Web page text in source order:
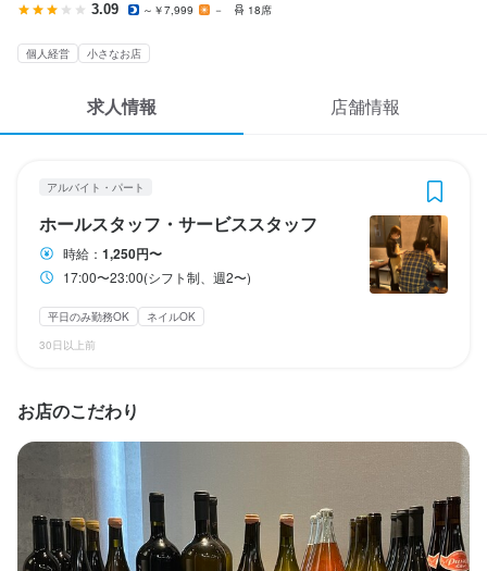
検索履歴・保存した条件
ヘルプ・お問い合わせフォーム
掲載をご検討の店舗様へ
食べログ求人PRESS
プライバシーポリシー
3.09 ～￥7,999 － 18席
個人経営 小さなお店
求人情報 店舗情報
アルバイト・パート
ホールスタッフ・サービススタッフ
時給： 1,250円〜
17:00〜23:00(シフト制、週2〜)
平日のみ勤務OK
ネイルOK
30日以上前
お店のこだわり
ホールスタッフ・サービススタッフ
ホールスタッフ・サービススタッフ
休日・休暇